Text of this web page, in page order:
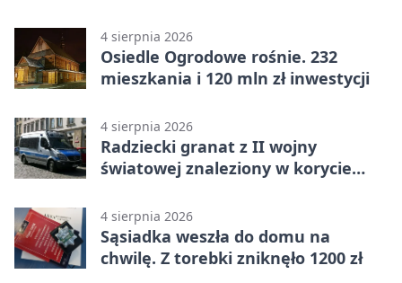
4 sierpnia 2026
Osiedle Ogrodowe rośnie. 232
mieszkania i 120 mln zł inwestycji
4 sierpnia 2026
Radziecki granat z II wojny
światowej znaleziony w korycie
4 sierpnia 2026
Sąsiadka weszła do domu na
chwilę. Z torebki zniknęło 1200 zł